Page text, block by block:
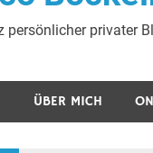
persönlicher privater
ÜBER MICH